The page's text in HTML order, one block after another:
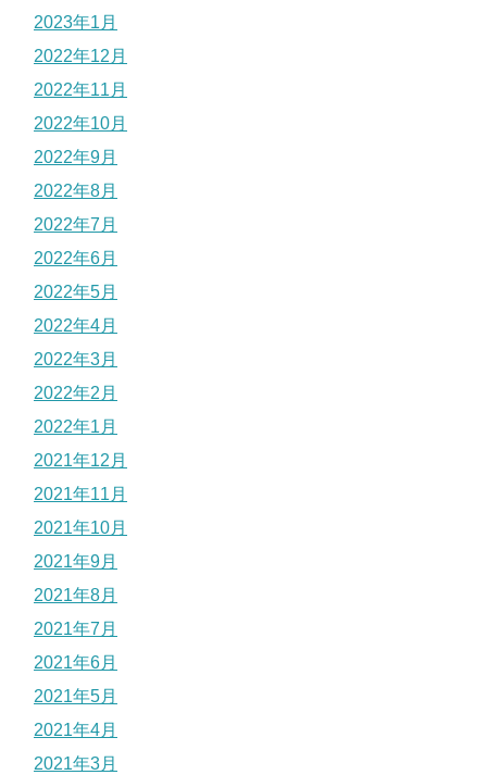
2023年1月
2022年12月
2022年11月
2022年10月
2022年9月
2022年8月
2022年7月
2022年6月
2022年5月
2022年4月
2022年3月
2022年2月
2022年1月
2021年12月
2021年11月
2021年10月
2021年9月
2021年8月
2021年7月
2021年6月
2021年5月
2021年4月
2021年3月